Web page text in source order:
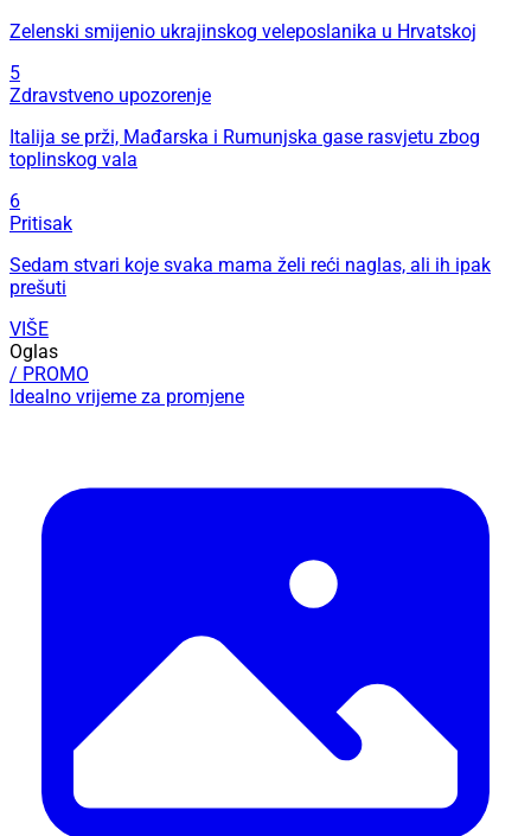
Zelenski smijenio ukrajinskog veleposlanika u Hrvatskoj
5
Zdravstveno upozorenje
Italija se prži, Mađarska i Rumunjska gase rasvjetu zbog
toplinskog vala
6
Pritisak
Sedam stvari koje svaka mama želi reći naglas, ali ih ipak
prešuti
VIŠE
Oglas
/ PROMO
Idealno vrijeme za promjene